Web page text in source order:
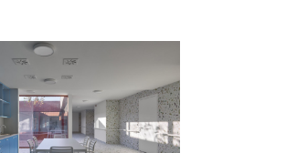
O FIRMĚ
CHYTRÉ FASÁDY